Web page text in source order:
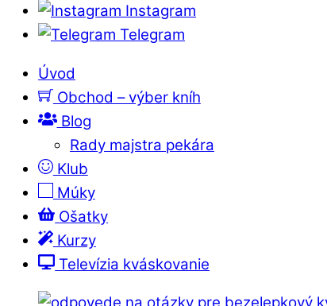
Instagram
Telegram
Úvod
Obchod – výber kníh
Blog
Rady majstra pekára
Klub
Múky
Ošatky
Kurzy
Televízia kváskovanie